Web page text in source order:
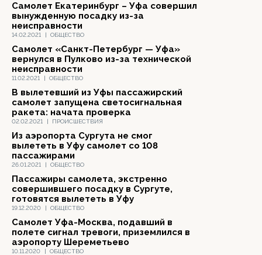
14.02.2021 | ОБЩЕСТВО
Самолет Екатеринбург – Уфа совершил
вынужденную посадку из-за
неисправности
11.02.2021 | ОБЩЕСТВО
Самолет «Санкт-Петербург — Уфа»
вернулся в Пулково из-за технической
неисправности
02.02.2021 | ПРОИСШЕСТВИЯ
В вылетевший из Уфы пассажирский
самолет запущена светосигнальная
ракета: начата проверка
26.01.2021 | ОБЩЕСТВО
Из аэропорта Сургута не смог
вылететь в Уфу самолет со 108
пассажирами
19.12.2020 | ОБЩЕСТВО
Пассажиры самолета, экстренно
совершившего посадку в Сургуте,
готовятся вылететь в Уфу
10.11.2020 | ОБЩЕСТВО
Самолет Уфа-Москва, подавший в
полете сигнал тревоги, приземлился в
аэропорту Шереметьево